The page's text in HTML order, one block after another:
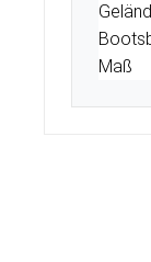
Maß